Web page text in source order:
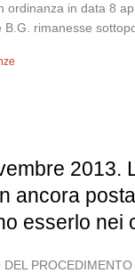
in data 8
rimanesse
2013.
ancora
esserlo nei